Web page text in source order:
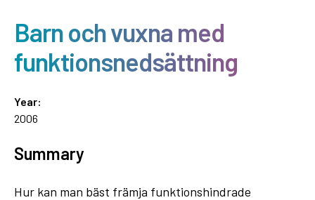
Barn och vuxna med
funktionsnedsättning
Year:
2006
Summary
Hur kan man bäst främja funktionshindrade